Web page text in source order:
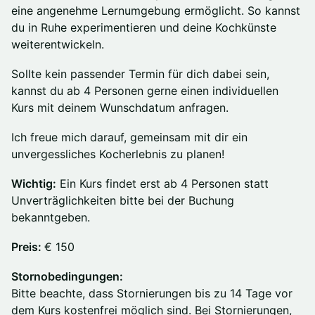
eine angenehme Lernumgebung ermöglicht. So kannst
du in Ruhe experimentieren und deine Kochkünste
weiterentwickeln.
Sollte kein passender Termin für dich dabei sein,
kannst du ab 4 Personen gerne einen individuellen
Kurs mit deinem Wunschdatum anfragen.
Ich freue mich darauf, gemeinsam mit dir ein
unvergessliches Kocherlebnis zu planen!
Wichtig: Ein Kurs findet erst ab 4 Personen statt
Unverträglichkeiten bitte bei der Buchung
bekanntgeben.
Preis: € 150
Stornobedingungen:
Bitte beachte, dass Stornierungen bis zu 14 Tage vor
dem Kurs kostenfrei möglich sind. Bei Stornierungen,